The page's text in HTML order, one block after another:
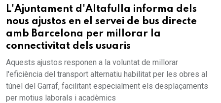
L'Ajuntament d'Altafulla informa dels
nous ajustos en el servei de bus directe
amb Barcelona per millorar la
connectivitat dels usuaris
Aquests ajustos responen a la voluntat de millorar
l'eficiència del transport alternatiu habilitat per les obres al
túnel del Garraf, facilitant especialment els desplaçaments
per motius laborals i acadèmics